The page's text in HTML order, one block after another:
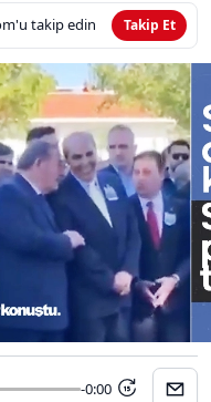
takip edin Takip Et
-0:00 15